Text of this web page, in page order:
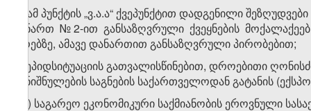
ამ პუნქტის „ვ.ა.ა“ ქვეპუნქტით დადგენილი
დანართ №2-ით განსაზღვრული ქვეყნების
პირებზე, ამავე დანართით განსაზღვრული პირობებით;
ეპიდსიტუაციის გათვალისწინებით, დროებითი
დანიშნულების საგნების საქართველოდან გატანის
თ.ა) საგარეო ეკონომიკური საქმიანობის ეროვნული